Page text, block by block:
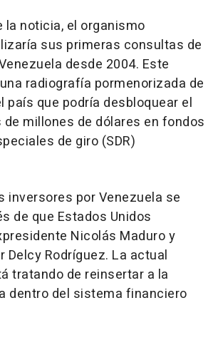
la noticia, el organismo
sus primeras consultas de
desde 2004. Este
radiografía pormenorizada de
país que podría desbloquear el
millones de dólares en fondos
de giro (SDR)
inversores por Venezuela se
de que Estados Unidos
Nicolás Maduro y
Delcy Rodríguez. La actual
tratando de reinsertar a la
dentro del sistema financiero